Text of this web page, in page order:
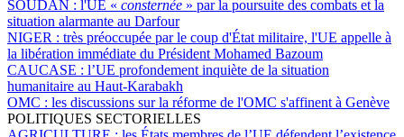
SOUDAN : l'UE « consternée » par la poursuite des combats et la
situation alarmante au Darfour
NIGER : très préoccupée par le coup d'État militaire, l'UE appelle à
la libération immédiate du Président Mohamed Bazoum
CAUCASE : l’UE profondement inquiète de la situation
humanitaire au Haut-Karabakh
OMC : les discussions sur la réforme de l'OMC s'affinent à Genève
POLITIQUES SECTORIELLES